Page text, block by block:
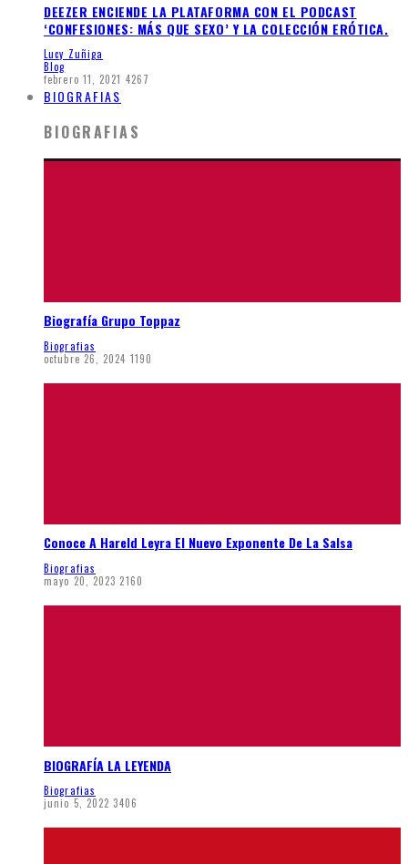
DEEZER ENCIENDE LA PLATAFORMA CON EL PODCAST
‘CONFESIONES: MÁS QUE SEXO’ Y LA COLECCIÓN ERÓTICA.
Lucy Zuñiga
Blog
febrero 11, 2021 4267
BIOGRAFIAS
BIOGRAFIAS
Biografía Grupo Toppaz
Biografias
octubre 26, 2024 1190
Conoce A Hareld Leyra El Nuevo Exponente De La Salsa
Biografias
mayo 20, 2023 2160
BIOGRAFÍA LA LEYENDA
Biografias
junio 5, 2022 3406